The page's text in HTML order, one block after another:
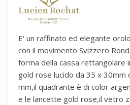
E' un raffinato ed elegante
con il movimento Svizzero
forma della cassa rettangolare
gold rose lucido da 35 x 30mm
mm,il quadrante è di color
e le lancette gold rose,il vetro